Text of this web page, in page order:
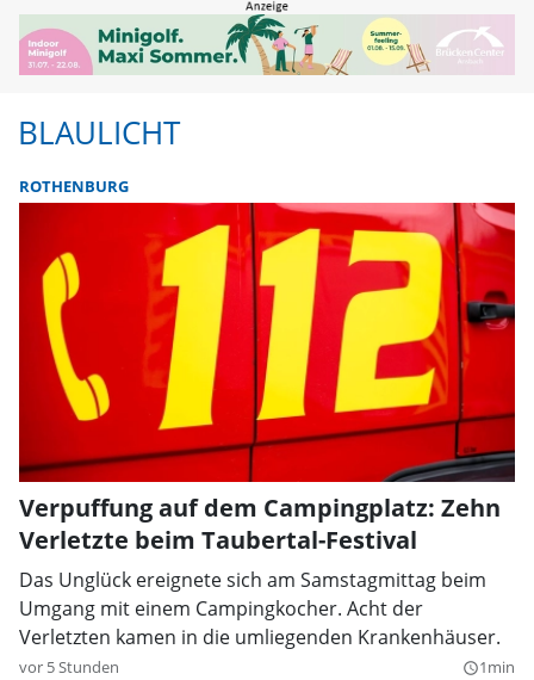
BLAULICHT
ROTHENBURG
Verpuffung auf dem Campingplatz: Zehn
Verletzte beim Taubertal-Festival
Das Unglück ereignete sich am Samstagmittag beim
Umgang mit einem Campingkocher. Acht der
Verletzten kamen in die umliegenden Krankenhäuser.
vor 5 Stunden query_builder1min